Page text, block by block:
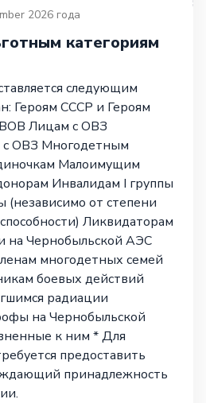
2026 года
категориям
следующим
Героям СССР и Героям
Лицам с ОВЗ
с ОВЗ Многодетным
Малоимущим
Инвалидам I группы
(независимо от степени
Ликвидаторам
на Чернобыльской АЭС
многодетных семей
боевых действий
радиации
на Чернобыльской
к ним * Для
предоставить
принадлежность